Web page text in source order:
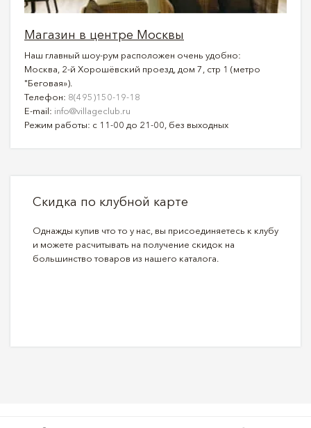
Магазин в центре Москвы
Наш главный шоу-рум расположен очень удобно:
Москва, 2-й Хорошёвский проезд, дом 7, стр 1 (метро
"Беговая»).
Телефон: 8(495)150-19-18
E-mail: info@villageclub.ru
Режим работы: с 11-00 до 21-00, без выходных
Скидка по клубной карте
Однажды купив что то у нас, вы присоединяетесь к клубу
и можете расчитывать на получение скидок на
большинство товаров из нашего каталога.